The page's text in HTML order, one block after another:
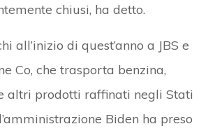
chiusi, ha detto.
all’inizio di quest’anno a JBS e
Co, che trasporta benzina,
altri prodotti raffinati negli Stati
Biden ha preso